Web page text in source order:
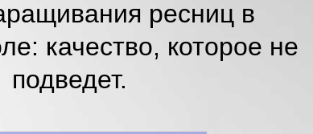
ресниц в
качество, которое не
подведет.